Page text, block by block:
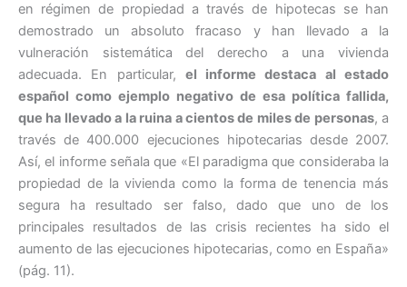
en régimen de propiedad a través de hipotecas se han
demostrado un absoluto fracaso y han llevado a la
vulneración sistemática del derecho a una vivienda
adecuada. En particular, el informe destaca al estado
español como ejemplo negativo de esa política fallida,
que ha llevado a la ruina a cientos de miles de personas, a
través de 400.000 ejecuciones hipotecarias desde 2007.
Así, el informe señala que «El paradigma que consideraba la
propiedad de la vivienda como la forma de tenencia más
segura ha resultado ser falso, dado que uno de los
principales resultados de las crisis recientes ha sido el
aumento de las ejecuciones hipotecarias, como en España»
(pág. 11).